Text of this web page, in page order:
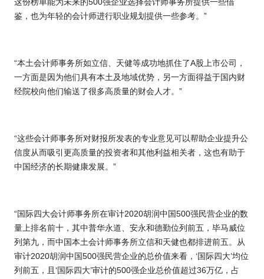
鉴，也为年轻的会计师进行职业规划提供一些参考。”
“本土会计师事务所如立信、天健等成功地抓住了A股上市公司，
一方面是因为他们具有本土及地域优势，另一方面得益于国内财
经院校向他们输送了很多高质量的财会人才。”
“这些会计师事务所对财报所发表的专业意见可以帮助企业提升公
信度从而吸引更高质量的投资者和其他利益相关者，这也有助于
中国经济的长期健康发展。”
“国际四大会计师事务所在审计2020胡润中国500强民营企业的数
量上排名前十，其中普华永道、安永和德勤位列前五，毕马威位
列第九，而中国本土会计师事务所立信和天健也都排进前五。从
审计2020胡润中国500强民营企业的总价值来看，‘国际四大’均位
列前五，且‘国际四大’审计的500强企业总价值超过36万亿，占